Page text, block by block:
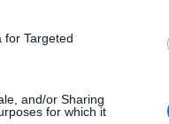
for Targeted
and/or Sharing
for which it
Tovább